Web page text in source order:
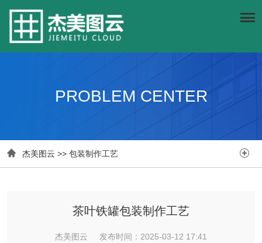
PROBLEM CENTER
 杰美图云 >> 包装制作工艺 
茶叶铁罐包装制作工艺
杰美图云 发布时间：2025-03-12 17:41